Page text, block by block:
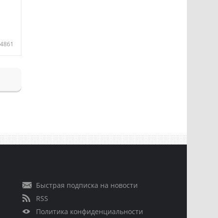
4861
Быстрая подписка на новости
RSS
Политика конфиденциальности